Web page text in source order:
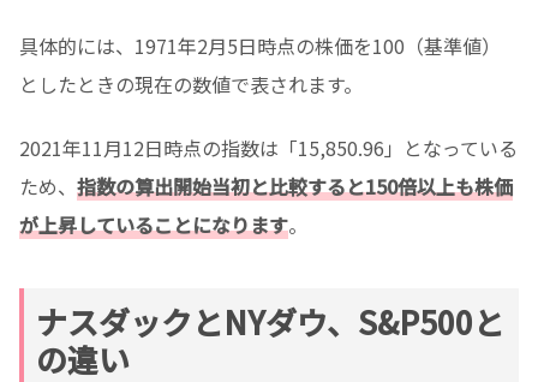
具体的には、1971年2月5日時点の株価を100（基準値）
としたときの現在の数値で表されます。
2021年11月12日時点の指数は「15,850.96」となっている
ため、 指数の算出開始当初と比較すると150倍以上も株価
が上昇していることになります。
ナスダックとNYダウ、S&P500と
の違い